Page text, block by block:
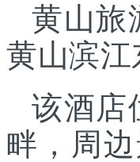
黄山旅
黄山滨江
该酒店
畔，周